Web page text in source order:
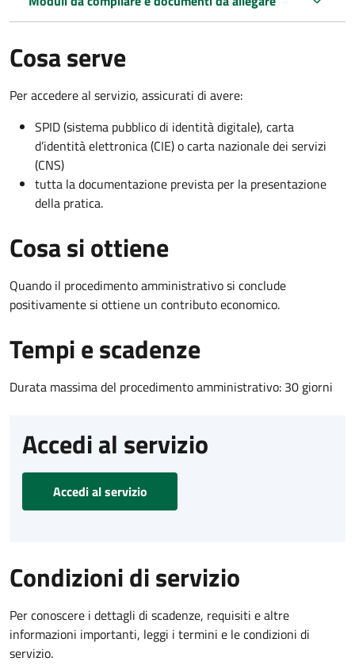
Cosa serve
Per accedere al servizio, assicurati di avere:
SPID (sistema pubblico di identità digitale), carta
d’identità elettronica (CIE) o carta nazionale dei servizi
(CNS)
tutta la documentazione prevista per la presentazione
della pratica.
Cosa si ottiene
Quando il procedimento amministrativo si conclude
positivamente si ottiene un contributo economico.
Tempi e scadenze
Durata massima del procedimento amministrativo: 30 giorni
Accedi al servizio
Accedi al servizio
Condizioni di servizio
Per conoscere i dettagli di scadenze, requisiti e altre
informazioni importanti, leggi i termini e le condizioni di
servizio.